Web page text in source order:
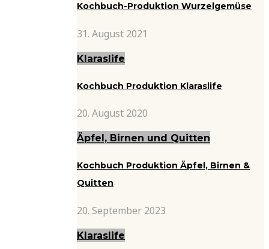
Kochbuch-Produktion Wurzelgemüse
31. August 2021
Klaraslife
Kochbuch Produktion Klaraslife
20. August 2020
Äpfel, Birnen und Quitten
Kochbuch Produktion Äpfel, Birnen &
Quitten
20. September 2023
Klaraslife